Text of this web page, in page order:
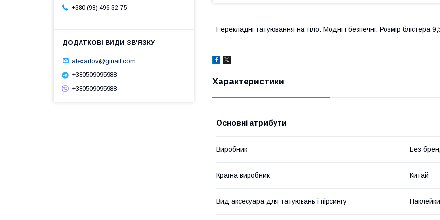
Перекладні татуювання на тіло. Модні і безпечні. Розмір блістера
Характеристики
Основні атрибути
Виробник Без
Країна виробник Китай
Вид аксесуара для татуювань і пірсингу
+380 (98) 496-32-75
alexartov@gmail.com
+380509095988
+380509095988